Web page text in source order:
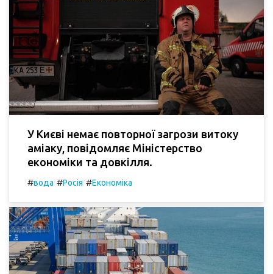
У Києві немає повторної загрози витоку
аміаку, повідомляє Міністерство
економіки та довкілля.
#вода #Росія #Економіка